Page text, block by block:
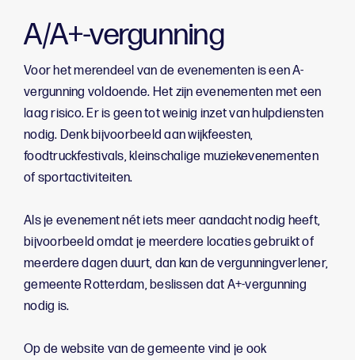
A/A+-vergunning
Voor het merendeel van de evenementen is een A-
vergunning voldoende. Het zijn evenementen met een
laag risico. Er is geen tot weinig inzet van hulpdiensten
nodig. Denk bijvoorbeeld aan wijkfeesten,
foodtruckfestivals, kleinschalige muziekevenementen
of sportactiviteiten.
Als je evenement nét iets meer aandacht nodig heeft,
bijvoorbeeld omdat je meerdere locaties gebruikt of
meerdere dagen duurt, dan kan de vergunningverlener,
gemeente Rotterdam, beslissen dat A+-vergunning
nodig is.
Op de website van de gemeente vind je ook